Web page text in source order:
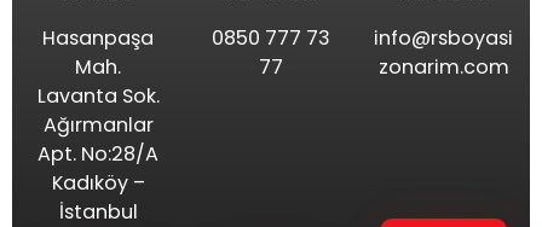
Hasanpaşa
Mah.
Lavanta Sok.
Ağırmanlar
Apt. No:28/A
Kadıköy –
İstanbul
0850 777 73
77
info@rsboyasi
zonarim.com